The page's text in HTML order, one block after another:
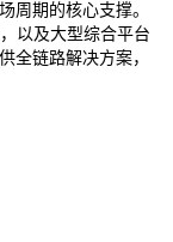
周期的核心支撑。
以及大型综合平台
全链路解决方案，